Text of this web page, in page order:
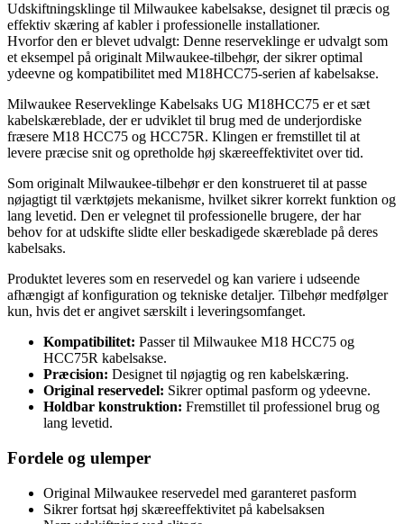
Udskiftningsklinge til Milwaukee kabelsakse, designet til præcis og
effektiv skæring af kabler i professionelle installationer.
Hvorfor den er blevet udvalgt: Denne reserveklinge er udvalgt som
et eksempel på originalt Milwaukee-tilbehør, der sikrer optimal
ydeevne og kompatibilitet med M18HCC75-serien af kabelsakse.
Milwaukee Reserveklinge Kabelsaks UG M18HCC75 er et sæt
kabelskæreblade, der er udviklet til brug med de underjordiske
fræsere M18 HCC75 og HCC75R. Klingen er fremstillet til at
levere præcise snit og opretholde høj skæreeffektivitet over tid.
Som originalt Milwaukee-tilbehør er den konstrueret til at passe
nøjagtigt til værktøjets mekanisme, hvilket sikrer korrekt funktion og
lang levetid. Den er velegnet til professionelle brugere, der har
behov for at udskifte slidte eller beskadigede skæreblade på deres
kabelsaks.
Produktet leveres som en reservedel og kan variere i udseende
afhængigt af konfiguration og tekniske detaljer. Tilbehør medfølger
kun, hvis det er angivet særskilt i leveringsomfanget.
Kompatibilitet: Passer til Milwaukee M18 HCC75 og
HCC75R kabelsakse.
Præcision: Designet til nøjagtig og ren kabelskæring.
Original reservedel: Sikrer optimal pasform og ydeevne.
Holdbar konstruktion: Fremstillet til professionel brug og
lang levetid.
Fordele og ulemper
Original Milwaukee reservedel med garanteret pasform
Sikrer fortsat høj skæreeffektivitet på kabelsaksen